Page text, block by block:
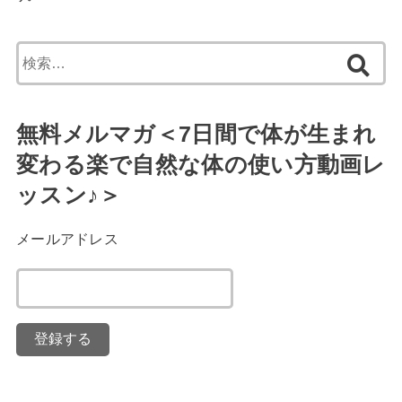
索:
無料メルマガ＜7日間で体が生まれ
変わる楽で自然な体の使い方動画レ
ッスン♪＞
メールアドレス